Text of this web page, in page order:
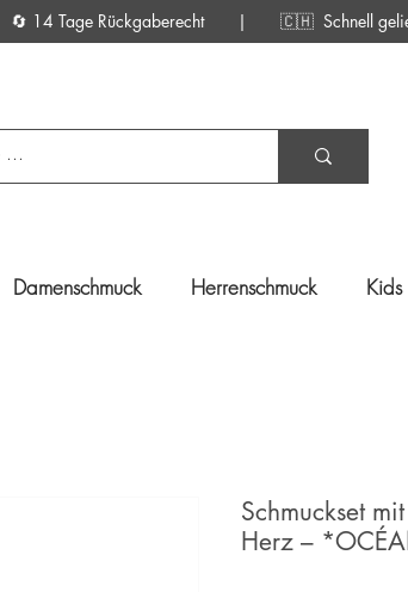
14 Tage Rückgaberecht | 🇨🇭 Schnell
Damenschmuck Herrenschmuck Kids
Schmuckset
Herz –